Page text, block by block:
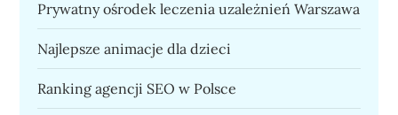
Prywatny ośrodek leczenia uzależnień Warszawa
Najlepsze animacje dla dzieci
Ranking agencji SEO w Polsce